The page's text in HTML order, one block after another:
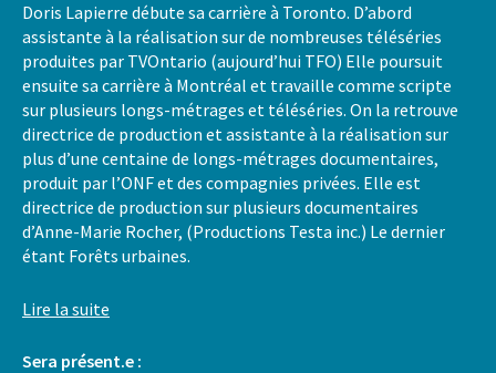
Doris Lapierre débute sa carrière à Toronto. D’abord
assistante à la réalisation sur de nombreuses téléséries
produites par TVOntario (aujourd’hui TFO) Elle poursuit
ensuite sa carrière à Montréal et travaille comme scripte
sur plusieurs longs-métrages et téléséries. On la retrouve
directrice de production et assistante à la réalisation sur
plus d’une centaine de longs-métrages documentaires,
produit par l’ONF et des compagnies privées. Elle est
directrice de production sur plusieurs documentaires
d’Anne-Marie Rocher, (Productions Testa inc.) Le dernier
étant Forêts urbaines.
Lire la suite
Sera présent.e :